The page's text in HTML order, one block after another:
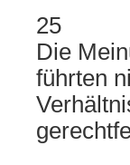
25
Die
führten